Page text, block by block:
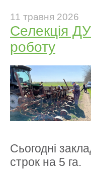
11 травня 2026
Селекція
роботу
Сьогодні
строк на 5 га.